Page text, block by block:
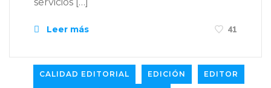
Leer más 41
CALIDAD EDITORIAL EDICIÓN EDITOR